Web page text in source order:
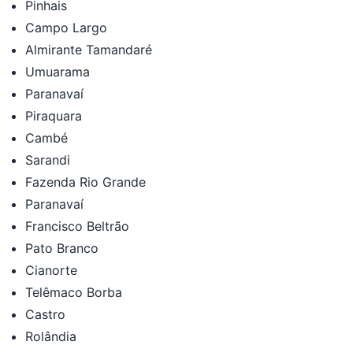
Pinhais
Campo Largo
Almirante Tamandaré
Umuarama
Paranavaí
Piraquara
Cambé
Sarandi
Fazenda Rio Grande
Paranavaí
Francisco Beltrão
Pato Branco
Cianorte
Telêmaco Borba
Castro
Rolândia